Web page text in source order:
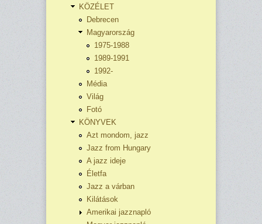
KÖZÉLET
Debrecen
Magyarország
1975-1988
1989-1991
1992-
Média
Világ
Fotó
KÖNYVEK
Azt mondom, jazz
Jazz from Hungary
A jazz ideje
Életfa
Jazz a várban
Kilátások
Amerikai jazznapló